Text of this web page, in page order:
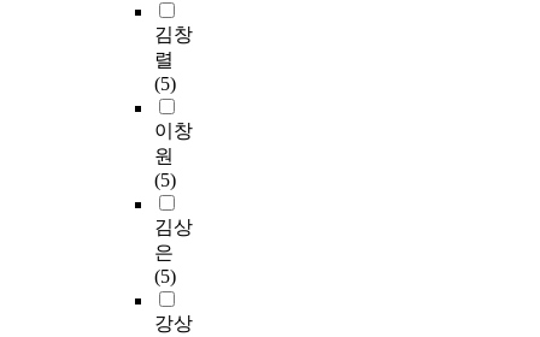
김창
렬
(5)
이창
원
(5)
김상
은
(5)
강상